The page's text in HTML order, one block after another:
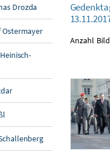
Drozda
13.11.2017
Anzahl